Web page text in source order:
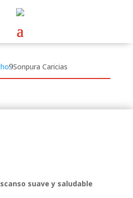
Sonpura Caricias
suave y saludable